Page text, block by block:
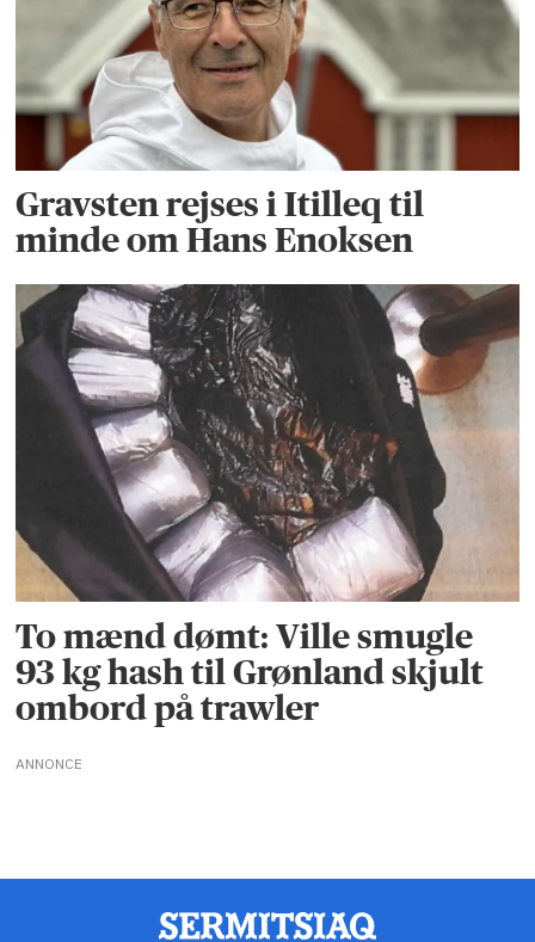
Gravsten rejses i Itilleq til
minde om Hans Enoksen
To mænd dømt: Ville smugle
93 kg hash til Grønland skjult
ombord på trawler
ANNONCE